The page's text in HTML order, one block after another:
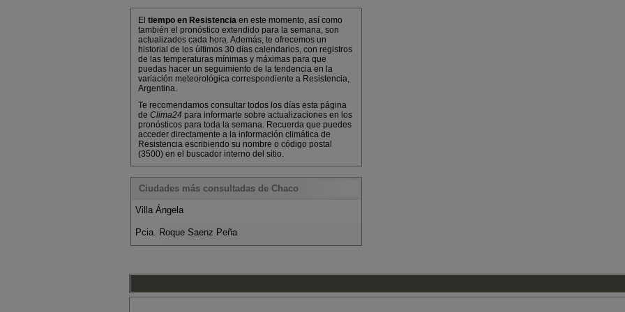
El tiempo en Resistencia en este momento, así como
también el pronóstico extendido para la semana, son
actualizados cada hora. Además, te ofrecemos un
historial de los últimos 30 días calendarios, con registros
de las temperaturas mínimas y máximas para que
puedas hacer un seguimiento de la tendencia en la
variación meteorológica correspondiente a Resistencia,
Argentina.
Te recomendamos consultar todos los días esta página
de Clima24 para informarte sobre actualizaciones en los
pronósticos para toda la semana. Recuerda que puedes
acceder directamente a la información climática de
Resistencia escribiendo su nombre o código postal
(3500) en el buscador interno del sitio.
Ciudades más consultadas de Chaco
Villa Ángela
Pcia. Roque Saenz Peña